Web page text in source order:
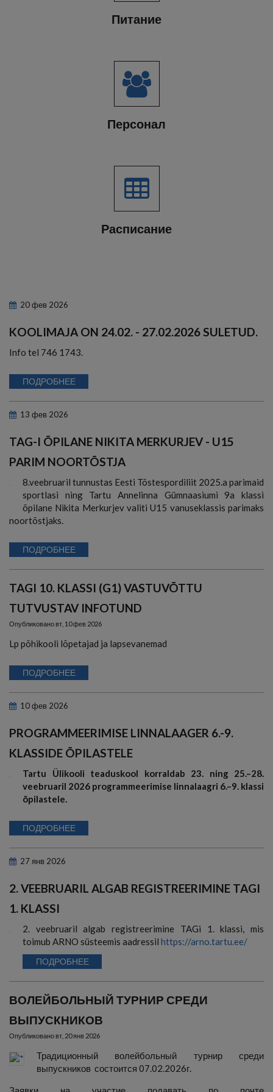
Питание
Персонал
Расписание
20фев 2026
KOOLIMAJA ON 24.02. - 27.02.2026 SULETUD.
Info tel 746 1743.
ПОДРОБНЕЕ
13 фев 2026
TAG-I ÕPILANE NIKITA MERKURJEV - U15
PARIM NOORTÕSTJA
8.veebruaril tunnustas Eesti Tõstespordiliit 2025.a parimaid
sportlasi ning Tartu Annelinna Gümnaasiumi 9a klassi
õpilane Nikita Merkurjev valiti U15 vanuseklassis parimaks
noortõstjaks.
ПОДРОБНЕЕ
TAGI 10. KLASSI (G1) VASTUVÕTTU
TUTVUSTAV INFOTUND
Опубликовановт, 10 фев 2026
Lp põhikooli lõpetajad ja lapsevanemad
ПОДРОБНЕЕ
10фев 2026
PROGRAMMEERIMISE LINNALAAGER 6.-9.
KLASSIDE ÕPILASTELE
Tartu Ülikooli teaduskool korraldab 23. ning 25.–28.
veebruaril 2026 programmeerimise linnalaagri 6.–9. klassi
õpilastele.
ПОДРОБНЕЕ
27янв 2026
2. VEEBRUARIL ALGAB REGISTREERIMINE TAGI
1. KLASSI
2. veebruaril algab registreerimine TAGi 1. klassi, mis
toimub ARNO süsteemis aadressil https://arno.tartu.ee/
ПОДРОБНЕЕ
ВОЛЕЙБОЛЬНЫЙ ТУРНИР СРЕДИ
ВЫПУСКНИКОВ
Опубликовановт, 20 янв 2026
Традиционный волейбольный турнир среди
выпускников состоится 07.02.2026г.